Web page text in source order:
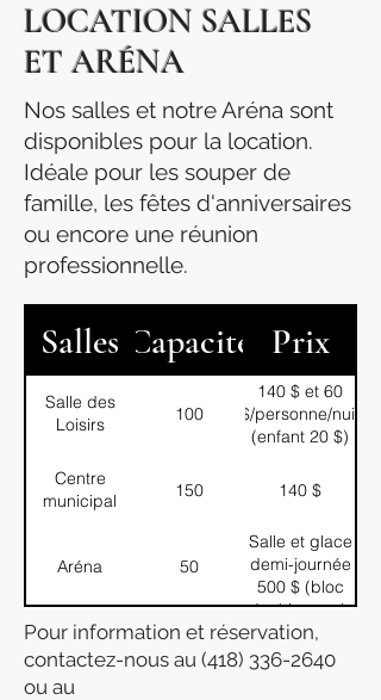
LOCATION SALLES
ET ARÉNA
Nos salles et notre Aréna sont
disponibles pour la location.
Idéale pour les souper de
famille, les fêtes d'anniversaires
ou encore une réunion
professionnelle.
Salles Capacité Prix
Salle des
Loisirs
100
140 $ et 60
$/personne/nuit
(enfant 20 $)
Centre
municipal
150 140 $
Aréna 50
Salle et glace
demi-journée
500 $ (bloc
de 4 heures),
250 $ pour 1
h 30 / Glace
200 $ pour 1
Pour information et réservation,
contactez-nous au (418) 336-2640
ou au